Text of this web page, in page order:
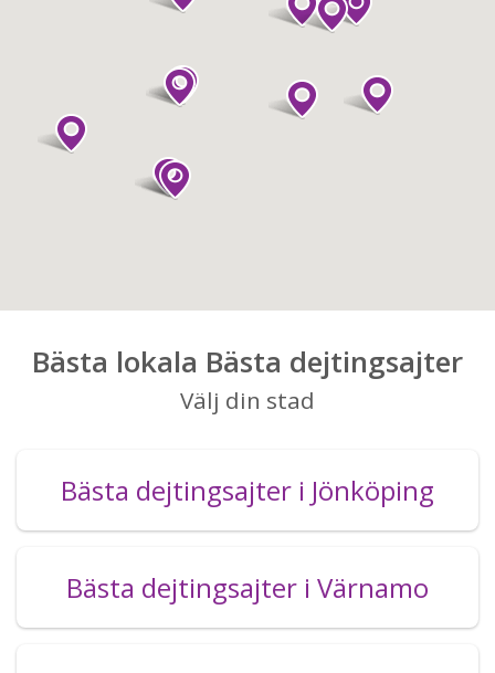
Bästa lokala Bästa dejtingsajter
Välj din stad
Bästa dejtingsajter i Jönköping
Bästa dejtingsajter i Värnamo